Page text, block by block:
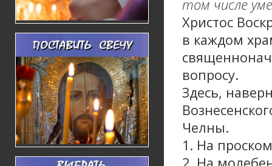
том числе
Христос
в каждом
вопросу.
Здесь,
Челны.
1. На
2. На